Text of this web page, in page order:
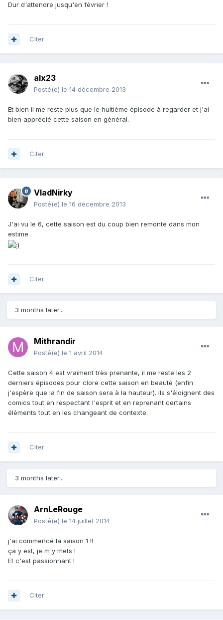
Dur d'attendre jusqu'en février !
Citer
alx23
Posté(e) le 14 décembre 2013
Et bien il me reste plus que le huitième épisode à regarder et j'ai
bien apprécié cette saison en général.
Citer
VladNirky
Posté(e) le 16 décembre 2013
J'ai vu le 6, cette saison est du coup bien remonté dans mon
estime
Citer
3 months later...
Mithrandir
Posté(e) le 1 avril 2014
Cette saison 4 est vraiment très prenante, il me reste les 2
derniers épisodes pour clore cette saison en beauté (enfin
j'espère que la fin de saison sera à la hauteur). Ils s'éloignent des
comics tout en respectant l'esprit et en reprenant certains
éléments tout en les changeant de contexte.
Citer
3 months later...
ArnLeRouge
Posté(e) le 14 juillet 2014
j'ai commencé la saison 1 !!
ça y est, je m'y mets !
Et c'est passionnant !
Citer